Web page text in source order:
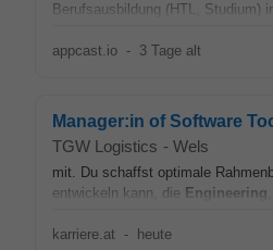
Berufsausbildung (HTL, Studium)
appcast.io - 3 Tage alt
Manager:in of Software
TGW Logistics - Wels
mit. Du schaffst optimale
entwickeln kann, die Engineering
karriere.at - heute